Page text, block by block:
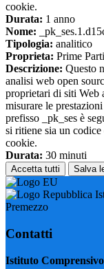
cookie.
Durata: 1 anno
Nome:
Tipologia: analitico
Proprieta: Prime Parti
Descrizione: Questo
analisi web open
proprietari di siti Web
misurare le
prefisso _pk_ses è
si ritiene sia un
cookie.
Durata: 30 minuti
Accetta tutti Salva
Premezzo
Contatti
Istituto